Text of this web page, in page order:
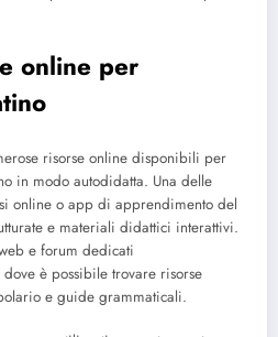
online per
risorse online disponibili per
in modo autodidatta. Una delle
online o app di apprendimento del
e materiali didattici interattivi.
e forum dedicati
è possibile trovare risorse
e guide grammaticali.